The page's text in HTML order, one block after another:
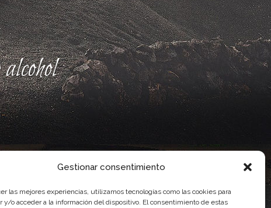
Gestionar consentimiento
las mejores experiencias, utilizamos tecnologías como las cookies para
y/o acceder a la información del dispositivo. El consentimiento de estas